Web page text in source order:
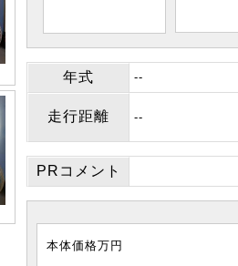
年式 --
走行距離 --
PRコメント
本体価格万円